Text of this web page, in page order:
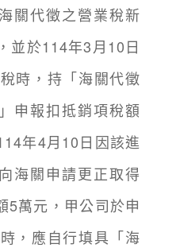
關代徵之營業稅新
並於114年3月10日
時，持「海關代徵
申報扣抵銷項稅額
年4月10日因該進
海關申請更正取得
5萬元，甲公司於申
，應自行填具「海